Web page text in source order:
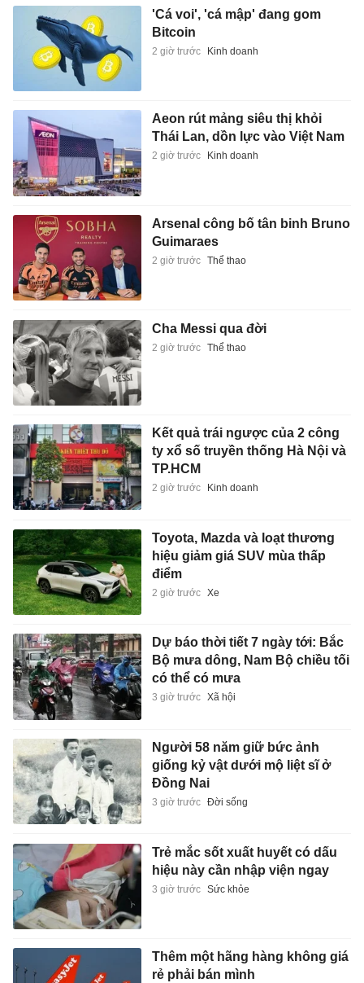
'Cá voi', 'cá mập' đang gom
Bitcoin
2 giờ trước Kinh doanh
Aeon rút mảng siêu thị khỏi
Thái Lan, dồn lực vào Việt Nam
2 giờ trước Kinh doanh
Arsenal công bố tân binh Bruno
Guimaraes
2 giờ trước Thể thao
Cha Messi qua đời
2 giờ trước Thể thao
Kết quả trái ngược của 2 công
ty xổ số truyền thống Hà Nội và
TP.HCM
2 giờ trước Kinh doanh
Toyota, Mazda và loạt thương
hiệu giảm giá SUV mùa thấp
điểm
2 giờ trước Xe
Dự báo thời tiết 7 ngày tới: Bắc
Bộ mưa dông, Nam Bộ chiều tối
có thể có mưa
3 giờ trước Xã hội
Người 58 năm giữ bức ảnh
giống kỷ vật dưới mộ liệt sĩ ở
Đồng Nai
3 giờ trước Đời sống
Trẻ mắc sốt xuất huyết có dấu
hiệu này cần nhập viện ngay
3 giờ trước Sức khỏe
Thêm một hãng hàng không giá
rẻ phải bán mình